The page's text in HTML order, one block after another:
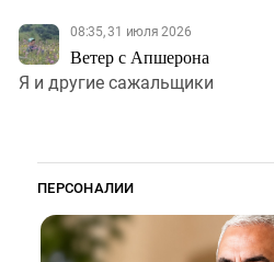
08:35, 31 июля 2026
Ветер с Апшерона
Я и другие сажальщики
ПЕРСОНАЛИИ